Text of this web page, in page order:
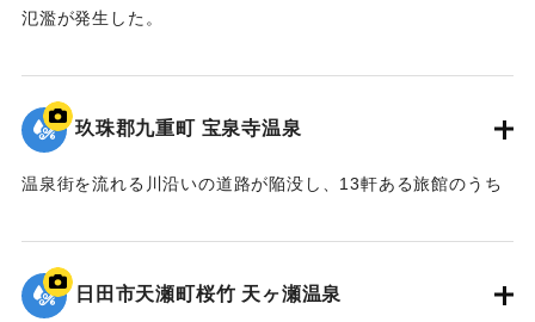
氾濫が発生した。
2020/7/6｜固有コード:01215075
玖珠郡九重町 宝泉寺温泉
温泉街を流れる川沿いの道路が陥没し、13軒ある旅館のうち
2020/7/6｜固有コード:
日田市天瀬町桜竹 天ヶ瀬温泉